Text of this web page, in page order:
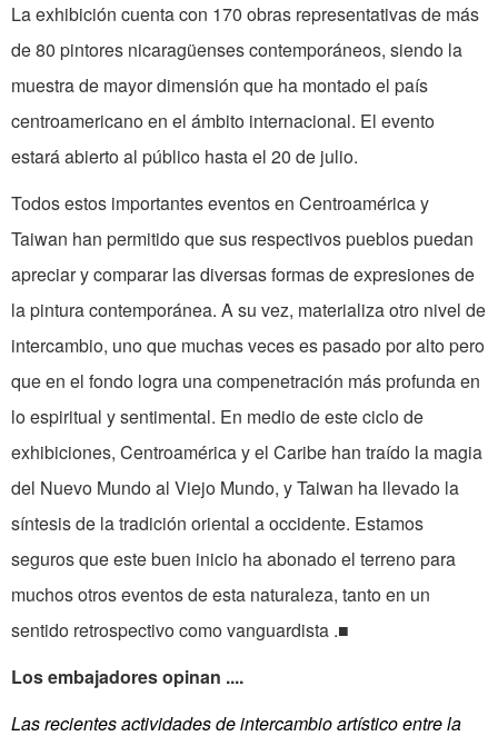
La exhibición cuenta con 170 obras representativas de más
de 80 pintores nicaragüenses contemporáneos, siendo la
muestra de mayor dimensión que ha montado el país
centroamericano en el ámbito internacional. El evento
estará abierto al público hasta el 20 de julio.
Todos estos importantes eventos en Centroamérica y
Taiwan han permitido que sus respectivos pueblos puedan
apreciar y comparar las diversas formas de expresiones de
la pintura contemporánea. A su vez, materializa otro nivel de
inter­cambio, uno que muchas veces es pasado por alto pero
que en el fondo logra una compenetración más profunda en
lo espiritual y sentimental. En medio de este ciclo de
exhibiciones, Centroamérica y el Caribe han traído la magia
del Nuevo Mundo al Viejo Mundo, y Taiwan ha llevado la
síntesis de la tradición oriental a occidente. Estamos
seguros que este buen inicio ha abonado el terreno para
muchos otros eventos de esta naturaleza, tanto en un
sentido retrospectivo como vanguardista .■
Los embajadores opinan ....
Las recientes actividades de intercambio artístico entre la